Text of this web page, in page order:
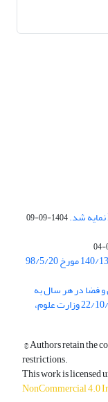
1404-09-09
زمین و فضا در هر سال به
زبان انگلیسی در جلسه کار گروه علوم پایه مورخ 22/10/92 وزارت علوم،
© Authors retain the
restrictions.
This work is licensed
NonCommercial 4.0